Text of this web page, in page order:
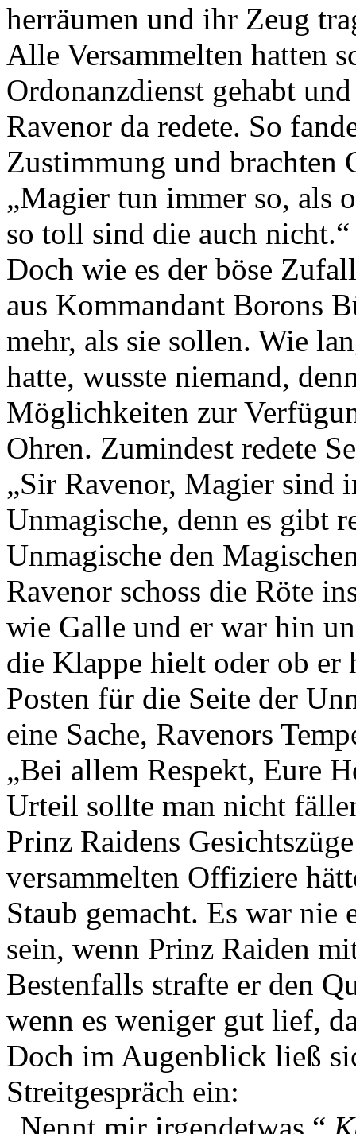
herräumen und ihr Zeug
Alle Versammelten hatten
Ordonanzdienst gehabt
Ravenor da redete. So
Zustimmung und brachten
„Magier tun immer so, als
so toll sind die auch nicht.“
Doch wie es der böse
aus Kommandant Borons
mehr, als sie sollen. Wie
hatte, wusste niemand,
Möglichkeiten zur
Ohren. Zumindest redete
„Sir Ravenor, Magier sind
Unmagische, denn es gibt
Unmagische den
Ravenor schoss die Röte
wie Galle und er war hin
die Klappe hielt oder ob er
Posten für die Seite der
eine Sache, Ravenors
„Bei allem Respekt, Eure
Urteil sollte man nicht
Prinz Raidens
versammelten Offiziere
Staub gemacht. Es war nie
sein, wenn Prinz Raiden
Bestenfalls strafte er den
wenn es weniger gut lief,
Doch im Augenblick ließ
Streitgespräch ein:
„Nennt mir irgendetwas.“